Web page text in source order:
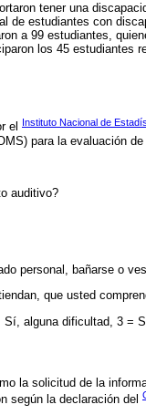
tener una
de estudiantes con
a 99 estudiantes,
los 45 estudiantes
el Instituto Nacional de
para la evaluación
auditivo?
personal, bañarse o
que usted
alguna dificultad, 3 =
la solicitud de la
según la declaración del